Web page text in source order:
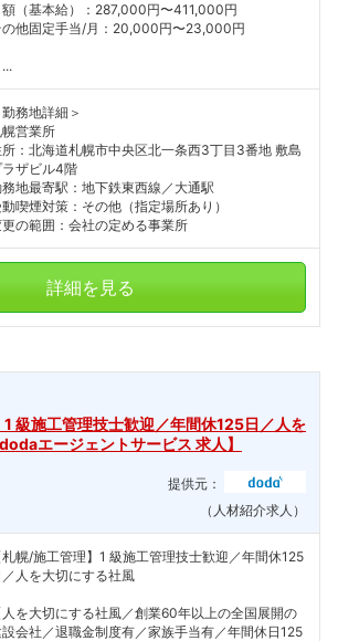
額（基本給）：287,000円〜411,000円
の他固定手当/月：20,000円〜23,000円
...
勤務地詳細＞
営業所
：北海道札幌市中央区北一条西3丁目3番地 敷島
ラザビル4階
地最寄駅：地下鉄東西線／大通駅
喫煙対策：その他（指定場所あり）
の範囲：会社の定める事業所
詳細を見る
1 級施工管理技士歓迎／年間休125日／人を
エージェントサービス 求人】
提供元：
（人材紹介求人）
札幌/施工管理】1 級施工管理技士歓迎／年間休125
／人を大切にする社風
人を大切にする社風／創業60年以上の全国展開の
会社／退職金制度有／家族手当有／年間休日125